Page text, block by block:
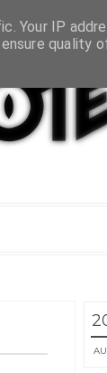
Your IP
quality